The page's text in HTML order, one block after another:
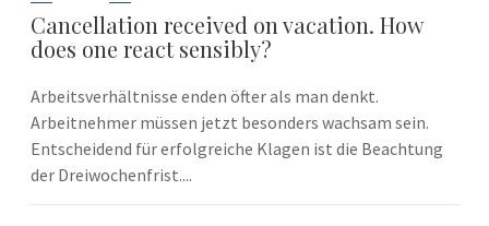
Cancellation received on vacation. How
does one react sensibly?
Arbeitsverhältnisse enden öfter als man denkt.
Arbeitnehmer müssen jetzt besonders wachsam sein.
Entscheidend für erfolgreiche Klagen ist die Beachtung
der Dreiwochenfrist....